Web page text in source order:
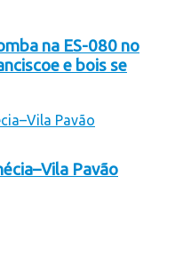
na ES-080 no
e bois se
Pavão